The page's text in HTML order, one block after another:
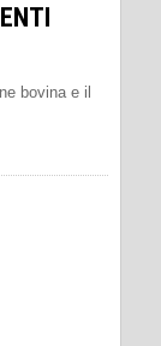
bovina e il